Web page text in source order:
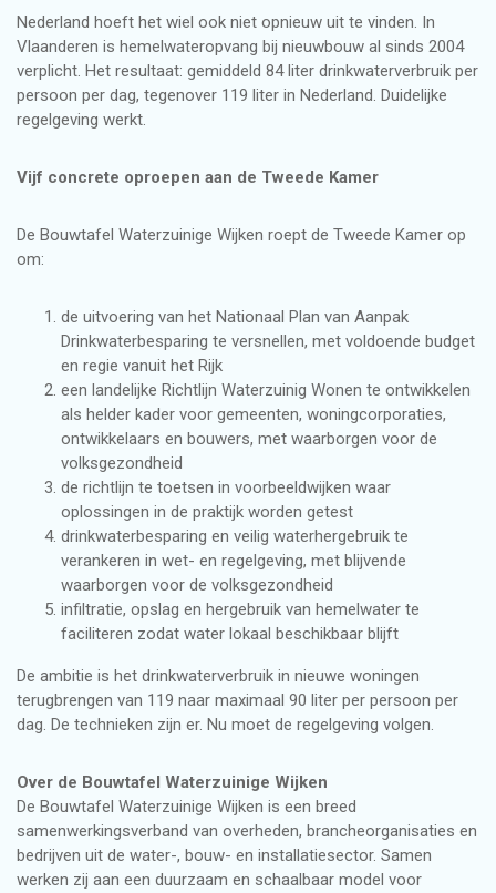
Nederland hoeft het wiel ook niet opnieuw uit te vinden. In
Vlaanderen is hemelwateropvang bij nieuwbouw al sinds 2004
verplicht. Het resultaat: gemiddeld 84 liter drinkwaterverbruik per
persoon per dag, tegenover 119 liter in Nederland. Duidelijke
regelgeving werkt.
Vijf concrete oproepen aan de Tweede Kamer
De Bouwtafel Waterzuinige Wijken roept de Tweede Kamer op
om:
de uitvoering van het Nationaal Plan van Aanpak
Drinkwaterbesparing te versnellen, met voldoende budget
en regie vanuit het Rijk
een landelijke Richtlijn Waterzuinig Wonen te ontwikkelen
als helder kader voor gemeenten, woningcorporaties,
ontwikkelaars en bouwers, met waarborgen voor de
volksgezondheid
de richtlijn te toetsen in voorbeeldwijken waar
oplossingen in de praktijk worden getest
drinkwaterbesparing en veilig waterhergebruik te
verankeren in wet- en regelgeving, met blijvende
waarborgen voor de volksgezondheid
infiltratie, opslag en hergebruik van hemelwater te
faciliteren zodat water lokaal beschikbaar blijft
De ambitie is het drinkwaterverbruik in nieuwe woningen
terugbrengen van 119 naar maximaal 90 liter per persoon per
dag. De technieken zijn er. Nu moet de regelgeving volgen.
Over de Bouwtafel Waterzuinige Wijken
De Bouwtafel Waterzuinige Wijken is een breed
samenwerkingsverband van overheden, brancheorganisaties en
bedrijven uit de water-, bouw- en installatiesector. Samen
werken zij aan een duurzaam en schaalbaar model voor